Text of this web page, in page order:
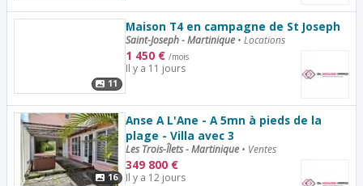
11
Maison T4 en campagne de St Joseph
Saint-Joseph - Martinique • Locations
1 450 € /mois
Il y a 11 jours
16
Anse A L'Ane - A 5mn à pieds de la
plage - Villa avec 3
Les Trois-Îlets - Martinique • Ventes
349 800 €
Il y a 12 jours